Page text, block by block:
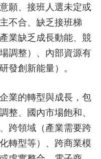
願、接班人選未定或
不合、缺乏接班梯
業缺乏成長動能、競
調整）、內部資源有
發創新能量）。
業的轉型與成長，包
整、國內市場飽和、
跨領域（產業需要跨
轉型等）、跨商業模